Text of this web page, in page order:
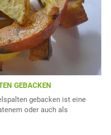
GEBACKEN
gebacken ist eine
oder auch als